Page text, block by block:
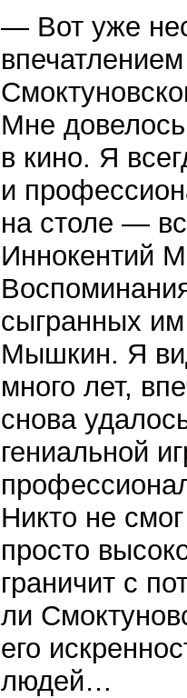
— Вот уже
Мне
в кино. Я
и
на столе —
Иннокентий
сыгранных
Мышкин. Я
много лет,
снова
гениальной
Никто не
просто
граничит с
ли
его
людей…